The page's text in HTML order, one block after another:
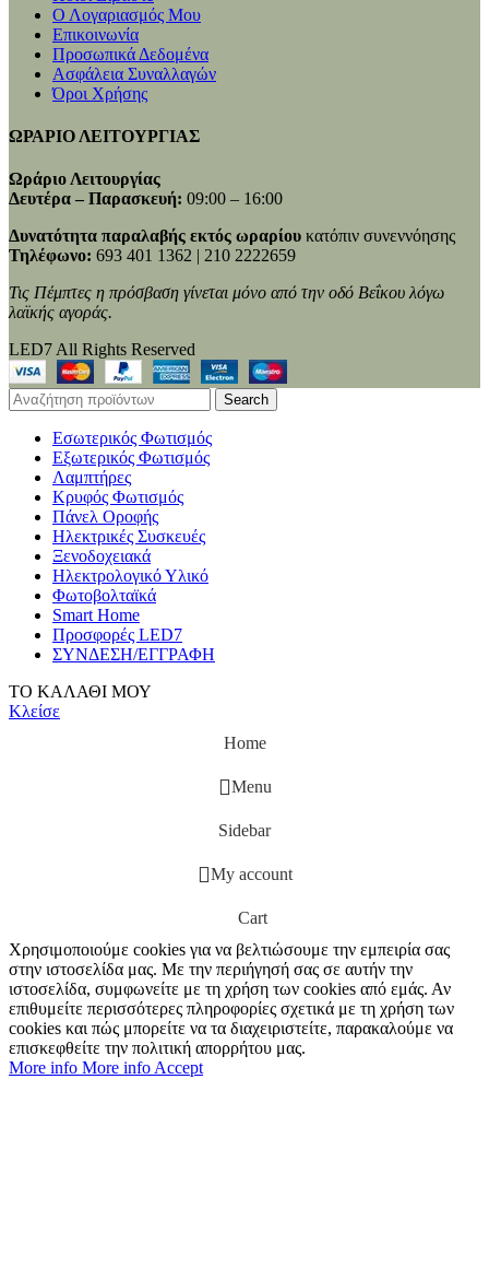
Ο Λογαριασμός Μου
Επικοινωνία
Προσωπικά Δεδομένα
Ασφάλεια Συναλλαγών
Όροι Χρήσης
ΩΡΑΡΙΟ ΛΕΙΤΟΥΡΓΙΑΣ
Ωράριο Λειτουργίας
Δευτέρα – Παρασκευή: 09:00 – 16:00
Δυνατότητα παραλαβής εκτός ωραρίου κατόπιν συνεννόησης
Τηλέφωνο: 693 401 1362 | 210 2222659
Τις Πέμπτες η πρόσβαση γίνεται μόνο από την οδό Βεΐκου λόγω
λαϊκής αγοράς.
LED7 All Rights Reserved
Search
Εσωτερικός Φωτισμός
Εξωτερικός Φωτισμός
Λαμπτήρες
Κρυφός Φωτισμός
Πάνελ Οροφής
Ηλεκτρικές Συσκευές
Ξενοδοχειακά
Ηλεκτρολογικό Υλικό
Φωτοβολταϊκά
Smart Home
Προσφορές LED7
ΣΥΝΔΕΣΗ/ΕΓΓΡΑΦΗ
ΤΟ ΚΑΛΑΘΙ ΜΟΥ
Κλείσε
Home
Menu
Sidebar
My account
Cart
Χρησιμοποιούμε cookies για να βελτιώσουμε την εμπειρία σας
στην ιστοσελίδα μας. Με την περιήγησή σας σε αυτήν την
ιστοσελίδα, συμφωνείτε με τη χρήση των cookies από εμάς. Αν
επιθυμείτε περισσότερες πληροφορίες σχετικά με τη χρήση των
cookies και πώς μπορείτε να τα διαχειριστείτε, παρακαλούμε να
επισκεφθείτε την πολιτική απορρήτου μας.
More info More info Accept